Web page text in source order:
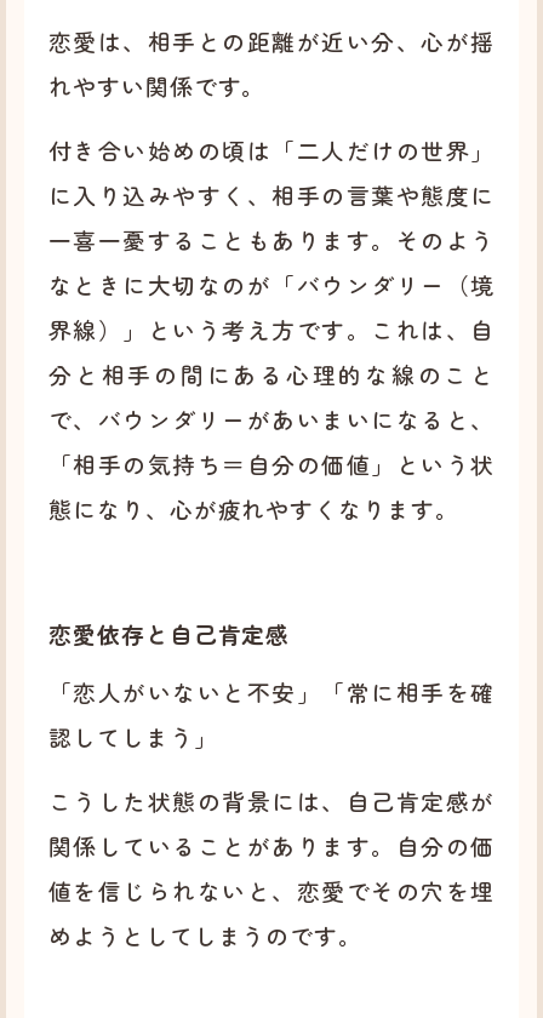
恋愛は、相手との距離が近い分、心が揺
れやすい関係です。
付き合い始めの頃は「二人だけの世界」
に入り込みやすく、相手の言葉や態度に
一喜一憂することもあります。そのよう
なときに大切なのが「バウンダリー（境
界線）」という考え方です。これは、自
分と相手の間にある心理的な線のこと
で、バウンダリーがあいまいになると、
「相手の気持ち＝自分の価値」という状
態になり、心が疲れやすくなります。
恋愛依存と自己肯定感
「恋人がいないと不安」「常に相手を確
認してしまう」
こうした状態の背景には、自己肯定感が
関係していることがあります。自分の価
値を信じられないと、恋愛でその穴を埋
めようとしてしまうのです。